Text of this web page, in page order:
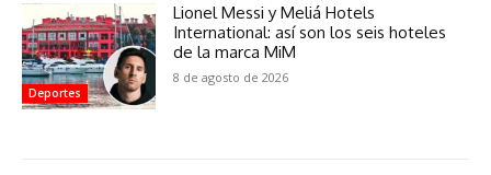
Deportes
Lionel Messi y Meliá Hotels
International: así son los seis hoteles
de la marca MiM
8 de agosto de 2026